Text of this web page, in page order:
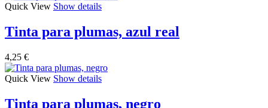
Quick View Show details
Tinta para plumas, azul real
4,25 €
Quick View Show details
Tinta para plumas, negro